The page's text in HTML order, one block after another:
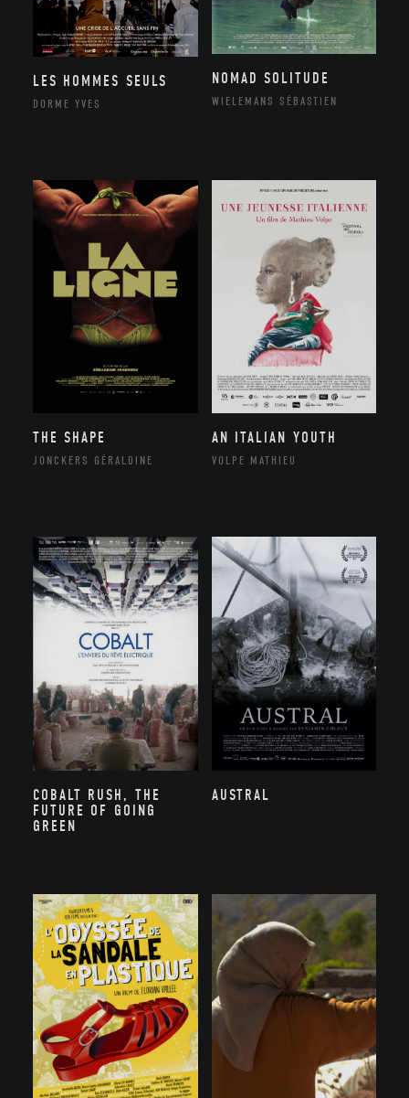
LES HOMMES SEULS
DORME YVES
NOMAD SOLITUDE
WIELEMANS SÉBASTIEN
THE SHAPE
JONCKERS GÉRALDINE
AN ITALIAN YOUTH
VOLPE MATHIEU
COBALT RUSH, THE
FUTURE OF GOING
GREEN
AUSTRAL